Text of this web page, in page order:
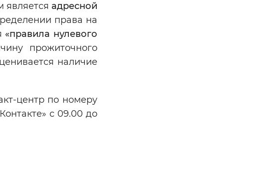
адресной
права на
«правила нулевого
прожиточного
наличие
центр по номеру
с 09.00 до